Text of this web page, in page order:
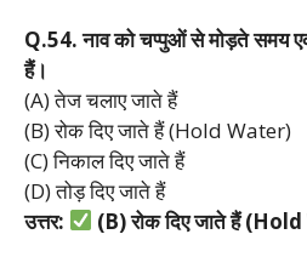
Q.54.नावकोचप्पुओंसेमोड़तेसमय
हैं।
(A) तेज चलाए जाते हैं
(B) रोक दिए जाते हैं (Hold Water)
(C) निकाल दिए जाते हैं
(D) तोड़ दिए जाते हैं
उत्तर:
(B)रोकदिएजातेहैं